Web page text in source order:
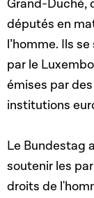
Grand-Duché,
députés en
l’homme. Ils
par le
émises par
institutions
Le Bundestag
soutenir les
droits de